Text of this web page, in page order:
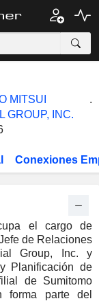
MITSUI
GROUP, INC.
.
Conexiones
el cargo de
de Relaciones
Group, Inc. y
Planificación de
de Sumitomo
forma parte del